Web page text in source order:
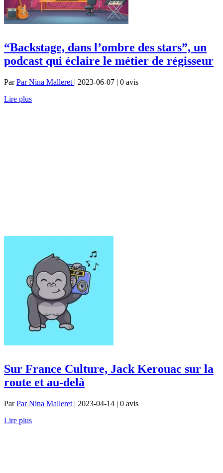
“Backstage, dans l’ombre des stars”, un
podcast qui éclaire le métier de régisseur
ParPar Nina Malleret | 2023-06-07 | 0 avis
Lire plus
Sur France Culture, Jack Kerouac sur la
route et au-delà
ParPar Nina Malleret | 2023-04-14 | 0 avis
Lire plus